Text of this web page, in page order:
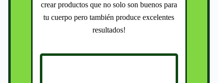
crear productos que no solo son buenos para
tu cuerpo pero también produce excelentes
resultados!